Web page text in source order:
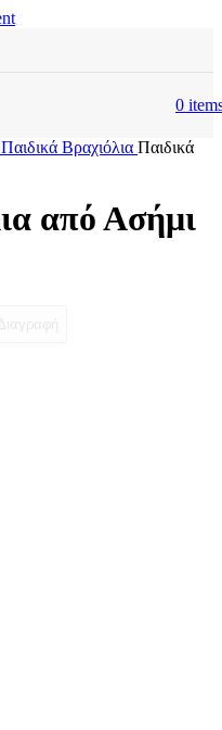
0
Παιδικά Βραχιόλια Παιδικά
από Ασήμι